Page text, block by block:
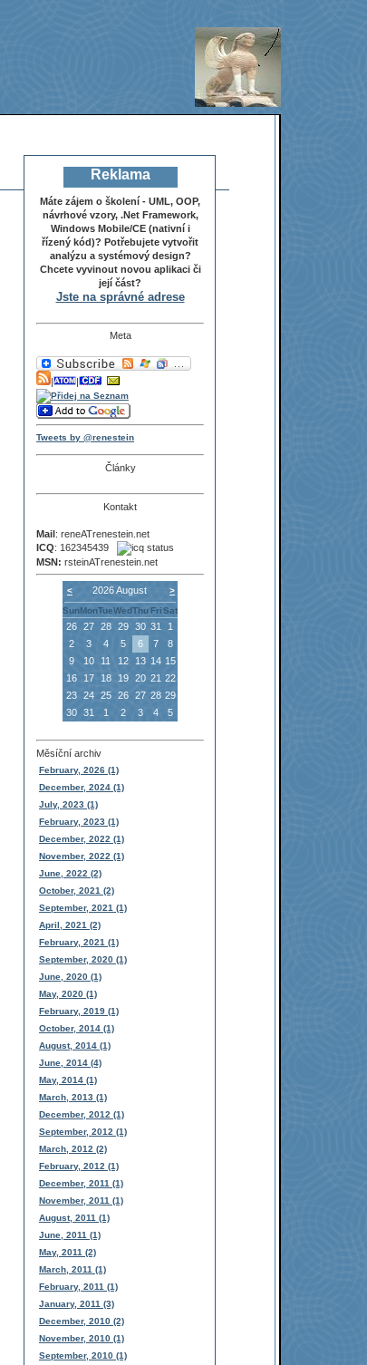
Reklama
Máte zájem o školení - UML, OOP,
návrhové vzory, .Net Framework,
Windows Mobile/CE (nativní i
řízený kód)? Potřebujete vytvořit
analýzu a systémový design?
Chcete vyvinout novou aplikaci či
její část?
Jste na správné adrese
Meta
Tweets by @renestein
Články
Kontakt
Mail: reneATrenestein.net
ICQ: 162345439
MSN: rsteinATrenestein.net
< 2026 August
>
SunMonTueWedThu FriSat
26 27 28 29 30 31
1
2
3 4 5 6 7
8
9
10 11 12 13 14 15
16
17 18 19 20 21 22
23
24 25 26 27 28 29
30
31 1 2 3 4 5
Měsíční archiv
February, 2026 (1)
December, 2024 (1)
July, 2023 (1)
February, 2023 (1)
December, 2022 (1)
November, 2022 (1)
June, 2022 (2)
October, 2021 (2)
September, 2021 (1)
April, 2021 (2)
February, 2021 (1)
September, 2020 (1)
June, 2020 (1)
May, 2020 (1)
February, 2019 (1)
October, 2014 (1)
August, 2014 (1)
June, 2014 (4)
May, 2014 (1)
March, 2013 (1)
December, 2012 (1)
September, 2012 (1)
March, 2012 (2)
February, 2012 (1)
December, 2011 (1)
November, 2011 (1)
August, 2011 (1)
June, 2011 (1)
May, 2011 (2)
March, 2011 (1)
February, 2011 (1)
January, 2011 (3)
December, 2010 (2)
November, 2010 (1)
September, 2010 (1)